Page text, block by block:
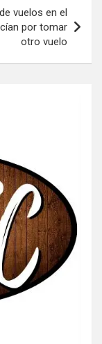
vuelos en el
por tomar
otro vuelo